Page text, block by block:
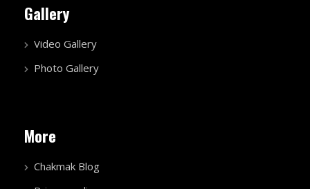
Gallery
Video Gallery
Photo Gallery
More
Chakmak Blog